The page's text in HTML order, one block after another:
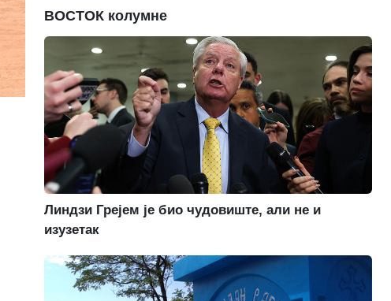
ВОСТОК колумне
Линдзи Грејем је био чудовиште, али не и
изузетак